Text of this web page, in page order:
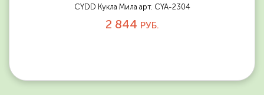
CYDD Кукла Мила арт. CYA-2304
2 844 РУБ.